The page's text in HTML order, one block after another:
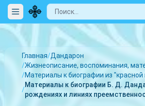
Главная/Дандарон
/Жизнеописание, воспоминания,
/Материалы к биографии из "красной
/
Материалы к биографии Б. Д.
рождениях и линиях